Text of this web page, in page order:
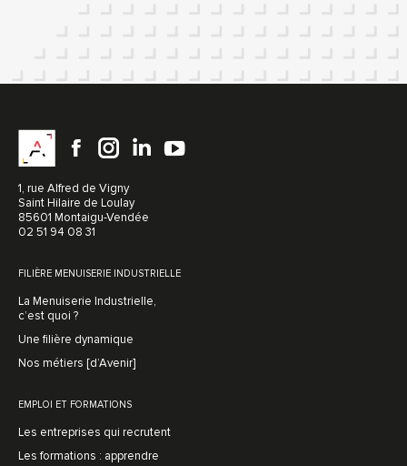
1, rue Alfred de Vigny
Saint Hilaire de Loulay
85601 Montaigu-Vendée
02 51 94 08 31
FILIÈRE MENUISERIE INDUSTRIELLE
La Menuiserie Industrielle,
c’est quoi ?
Une filière dynamique
Nos métiers [d’Avenir]
EMPLOI ET FORMATIONS
Les entreprises qui recrutent
Les formations : apprendre